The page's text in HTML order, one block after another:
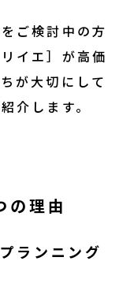
ご検討中の方
イエ］が高価
が大切にして
介します。
の理由
ランニング